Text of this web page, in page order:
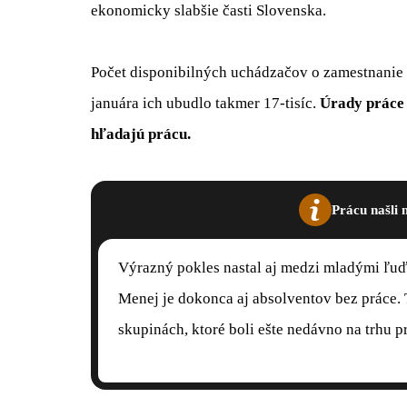
ekonomicky slabšie časti Slovenska.
Počet disponibilných uchádzačov o
januára ich ubudlo takmer 17-tisíc. Úrady
hľadajú prácu.
Prácu našli
Výrazný pokles nastal aj medzi mladými
Menej je dokonca aj absolventov bez
skupinách, ktoré boli ešte nedávno na trhu